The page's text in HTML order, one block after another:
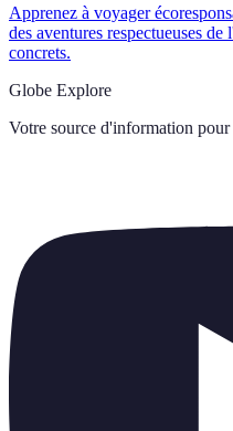
Apprenez à voyager
des aventures respectueuses
concrets.
Globe Explore
Votre source d'information